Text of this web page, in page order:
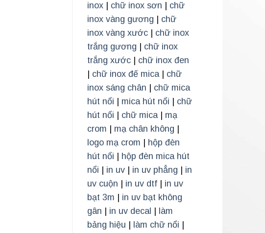
inox| chữ inox sơn
chữ
inox vàng gương
chữ
inox vàng xước| chữ inox
trắng gương
chữ inox
trắng xước| chữ inox đen
chữ inox đế mica| chữ
inox sáng chân
chữ mica
hút nổi
mica hút nổi
chữ
hút nổi
chữ mica| mạ
crom
mạ chân không
logo mạ crom
hộp đèn
hút nổi
hộp đèn mica hút
nổi
in uv| in uv phẳng
in
uv cuộn
in uv dtf| in uv
bạt 3m
in uv bạt không
gân
in uv decal
làm
bảng hiệu
làm chữ nổi